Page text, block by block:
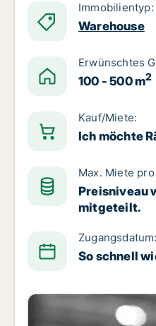
Immobilientyp:
Warehouse
Erwünschtes
100 - 500 m2
Kauf/Miete:
Ich möchte
Max. Miete
Preisniveau
mitgeteilt.
Zugangsdatum:
So schnell